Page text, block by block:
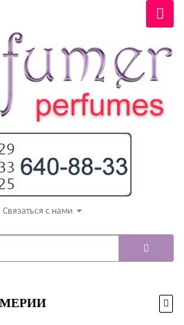
Связаться с нами